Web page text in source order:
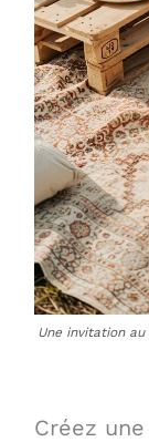
Une invitation
Créez